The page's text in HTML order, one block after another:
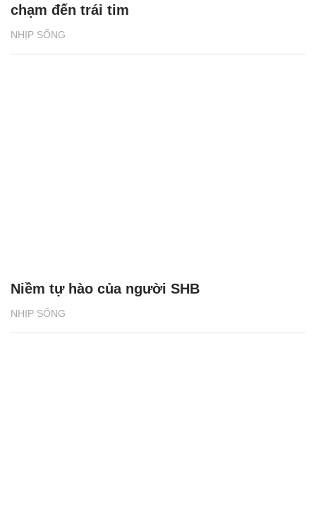
NHỊP SỐNG
chạm đến trái tim
NHỊP SỐNG
Niềm tự hào của người SHB